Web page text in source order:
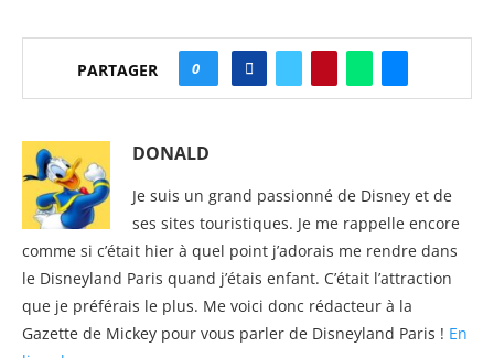
PARTAGER 0
DONALD
Je suis un grand passionné de Disney et de
ses sites touristiques. Je me rappelle encore
comme si c’était hier à quel point j’adorais me rendre dans
le Disneyland Paris quand j’étais enfant. C’était l’attraction
que je préférais le plus. Me voici donc rédacteur à la
Gazette de Mickey pour vous parler de Disneyland Paris ! En